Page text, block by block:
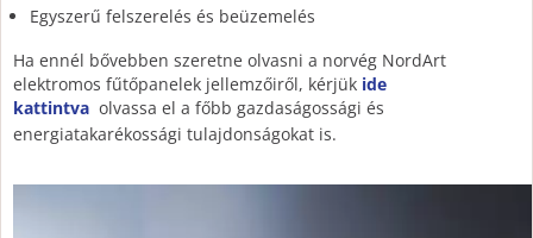
Egyszerű felszerelés és beüzemelés
Ha ennél bővebben szeretne olvasni a norvég NordArt
elektromos fűtőpanelek jellemzőiről, kérjük ide
kattintva olvassa el a főbb gazdaságossági és
energiatakarékossági tulajdonságokat is.